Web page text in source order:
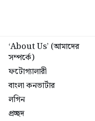
‘About Us’ (আমাদের
সম্পর্কে)
ফটোগ্যালারী
বাংলা কনভার্টার
লগিন
প্রচ্ছদ